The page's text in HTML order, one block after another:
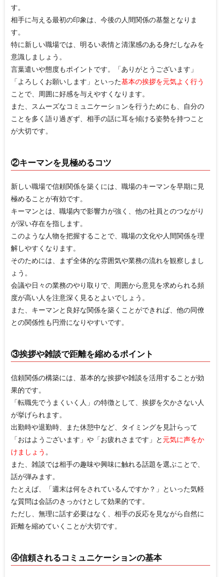
す。
相手に与える最初の印象は、今後の人間関係の基盤となりま
す。
特に新しい職場では、明るい表情と清潔感のある身だしなみを
意識しましょう。
言葉遣いや態度もポイントです。「ありがとうございます」
「よろしくお願いします」といった基本の挨拶を元気よく行う
ことで、周囲に好感を与えやすくなります。
また、スムーズなコミュニケーションを行うためにも、自分の
ことを多く語り過ぎず、相手の話に耳を傾ける姿勢を持つこと
が大切です。
②キーマンを見極めるコツ
新しい職場で信頼関係を築くには、職場のキーマンを早期に見
極めることが有効です。
キーマンとは、職場内で影響力が強く、他の社員とのつながり
が深い存在を指します。
このような人物を把握することで、職場の文化や人間関係を理
解しやすくなります。
そのためには、まず全体的な雰囲気や業務の流れを観察しまし
ょう。
会議や日々の業務のやり取りで、周囲から意見を求められる頻
度が高い人を注意深く見るとよいでしょう。
また、キーマンと良好な関係を築くことができれば、他の同僚
との関係性も円滑になりやすいです。
③挨拶や雑談で距離を縮めるポイント
信頼関係の構築には、基本的な挨拶や雑談を活用することが効
果的です。
「転職先でうまくいく人」の特徴として、挨拶を欠かさない人
が挙げられます。
出勤時や退勤時、また休憩中など、タイミングを見計らって
「おはようございます」や「お疲れさまです」と 元気に声をか
けましょう 。
また、雑談では相手の趣味や興味に触れる話題を選ぶことで、
話が弾みます。
たとえば、「週末は何をされているんですか？」といった気軽
な質問は会話のきっかけとして効果的です。
ただし、無理に話す必要はなく、相手の反応を見ながら自然に
距離を縮めていくことが大切です。
④信頼されるコミュニケーションの基本